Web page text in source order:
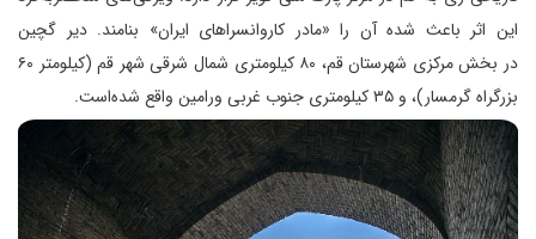
این اثر باعث شده آن را «مادر کاروانسراهای ایران» بنامند. دیر گچین
در بخش مرکزی شهرستان قم، ۸۰ کیلومتری شمال شرقی شهر قم (کیلومتر ۶۰
بزرگراه گرمسار)، و ۳۵ کیلومتری جنوب غربی ورامین واقع شده‌است.